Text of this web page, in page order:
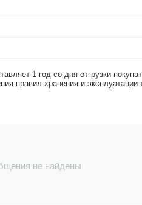
1 год со дня отгрузки
правил хранения и эксплуатации
не найдены